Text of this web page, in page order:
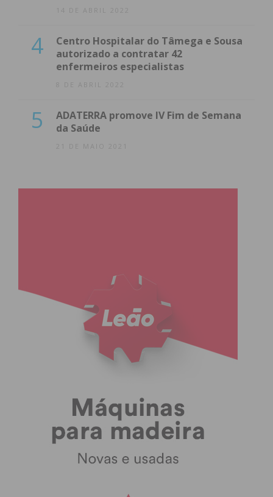
14 DE ABRIL 2022
4
Centro Hospitalar do Tâmega e Sousa
autorizado a contratar 42
enfermeiros especialistas
8 DE ABRIL 2022
5
ADATERRA promove IV Fim de Semana
da Saúde
21 DE MAIO 2021